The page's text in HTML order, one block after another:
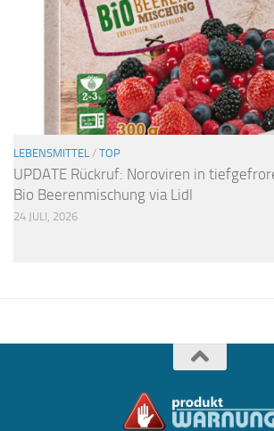
LEBENSMITTEL / TOP
UPDATE Rückruf: Noroviren in
Bio Beerenmischung via Lidl
24 JULI, 2026